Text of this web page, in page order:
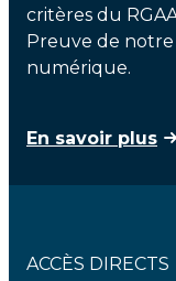
critères du
Preuve de
numérique.
En savoir plus
ACCÈS DIRECTS